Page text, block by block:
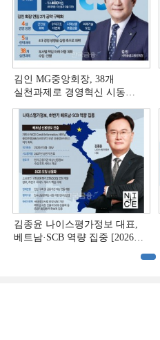
김인 MG중앙회장, 38개
실천과제로 경영혁신 시동
김종윤 나이스평가정보 대표,
베트남·SCB 역량 집중 [2026